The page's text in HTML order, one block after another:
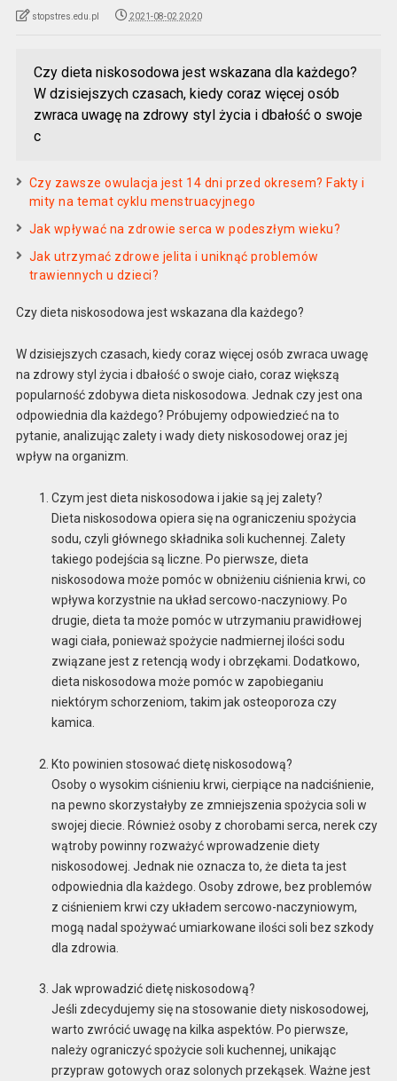
stopstres.edu.pl 2021-08-02 20:20
Czy dieta niskosodowa jest wskazana dla każdego?
W dzisiejszych czasach, kiedy coraz więcej osób
zwraca uwagę na zdrowy styl życia i dbałość o swoje
c
Czy zawsze owulacja jest 14 dni przed okresem? Fakty i
mity na temat cyklu menstruacyjnego
Jak wpływać na zdrowie serca w podeszłym wieku?
Jak utrzymać zdrowe jelita i uniknąć problemów
trawiennych u dzieci?
Czy dieta niskosodowa jest wskazana dla każdego?
W dzisiejszych czasach, kiedy coraz więcej osób zwraca uwagę
na zdrowy styl życia i dbałość o swoje ciało, coraz większą
popularność zdobywa dieta niskosodowa. Jednak czy jest ona
odpowiednia dla każdego? Próbujemy odpowiedzieć na to
pytanie, analizując zalety i wady diety niskosodowej oraz jej
wpływ na organizm.
Czym jest dieta niskosodowa i jakie są jej zalety?
Dieta niskosodowa opiera się na ograniczeniu spożycia
sodu, czyli głównego składnika soli kuchennej. Zalety
takiego podejścia są liczne. Po pierwsze, dieta
niskosodowa może pomóc w obniżeniu ciśnienia krwi, co
wpływa korzystnie na układ sercowo-naczyniowy. Po
drugie, dieta ta może pomóc w utrzymaniu prawidłowej
wagi ciała, ponieważ spożycie nadmiernej ilości sodu
związane jest z retencją wody i obrzękami. Dodatkowo,
dieta niskosodowa może pomóc w zapobieganiu
niektórym schorzeniom, takim jak osteoporoza czy
kamica.
Kto powinien stosować dietę niskosodową?
Osoby o wysokim ciśnieniu krwi, cierpiące na nadciśnienie,
na pewno skorzystałyby ze zmniejszenia spożycia soli w
swojej diecie. Również osoby z chorobami serca, nerek czy
wątroby powinny rozważyć wprowadzenie diety
niskosodowej. Jednak nie oznacza to, że dieta ta jest
odpowiednia dla każdego. Osoby zdrowe, bez problemów
z ciśnieniem krwi czy układem sercowo-naczyniowym,
mogą nadal spożywać umiarkowane ilości soli bez szkody
dla zdrowia.
Jak wprowadzić dietę niskosodową?
Jeśli zdecydujemy się na stosowanie diety niskosodowej,
warto zwrócić uwagę na kilka aspektów. Po pierwsze,
należy ograniczyć spożycie soli kuchennej, unikając
przypraw gotowych oraz solonych przekąsek. Ważne jest